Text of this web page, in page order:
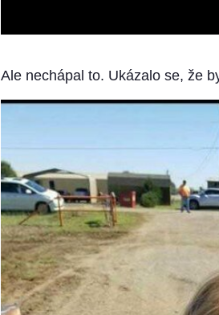
Ale nechápal to. Ukázalo se, že